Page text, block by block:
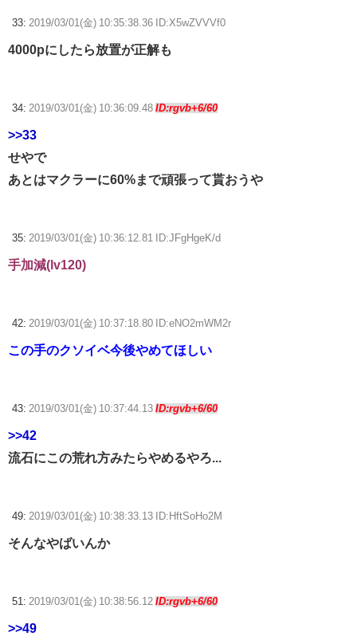
33: 2019/03/01(金) 10:35:38.36 ID:X5wZVVVf0
4000pにしたら放置が正解も
34: 2019/03/01(金) 10:36:09.48 ID:rgvb+6/60
>>33
せやで
あとはマクラーに60%まで頑張って貰おうや
35: 2019/03/01(金) 10:36:12.81 ID:JFgHgeK/d
手加減(lv120)
42: 2019/03/01(金) 10:37:18.80 ID:eNO2mWM2r
この手のクソイベ今後やめてほしい
43: 2019/03/01(金) 10:37:44.13 ID:rgvb+6/60
>>42
流石にこの荒れ方みたらやめるやろ...
49: 2019/03/01(金) 10:38:33.13 ID:HftSoHo2M
そんなやばいんか
51: 2019/03/01(金) 10:38:56.12 ID:rgvb+6/60
>>49